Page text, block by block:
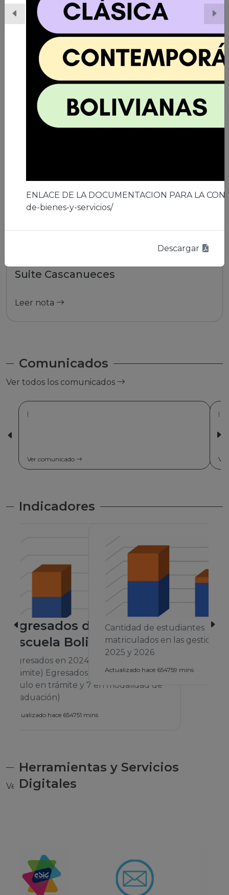
06/03/2026 | Ciudad de El Alto
A los 41 años de la ciudad de El Alto
Leer nota
Suite Cascanueces
Leer nota
Comunicados
Ver todos los comunicados
|
Ver comunicado
ENLACE DE LA DOCUMENTACION PARA LA
de-bienes-y-servicios/
Descargar
Indicadores
Cantidad de estudiantes
matriculados en las gestiones 2024,
Actualizado hace 654759 mins
Herramientas y Servicios
Digitales
Ver todas las herramientas